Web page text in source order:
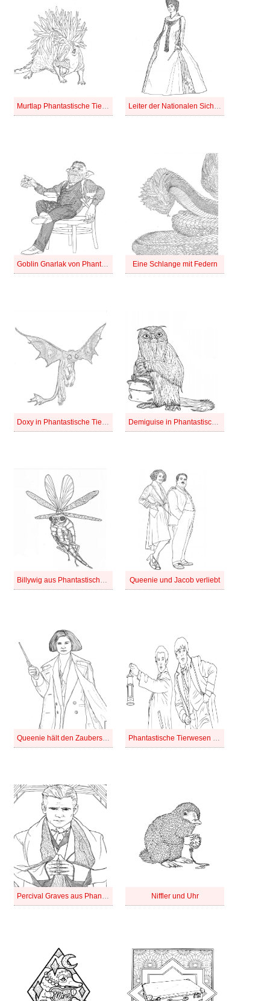
Murtlap Phantastische Tierwesen Leiter der Nationalen Sicherheit
Goblin Gnarlak von Phantastische Tierwesen Eine Schlange mit Federn
Doxy in Phantastische Tierwesen Demiguise in Phantastische Tierwesen
Billywig aus Phantastische Tierwesen Queenie und Jacob verliebt
Queenie hält den Zauberstab Phantastische Tierwesen Charakter
Percival Graves aus Phantastische Tierwesen Niffler und Uhr